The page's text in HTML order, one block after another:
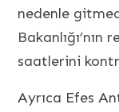
nedenle
saatlerini
Ayrıca Efes